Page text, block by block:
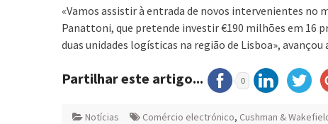
«Vamos assistir à entrada de novos intervenientes
Panattoni, que pretende investir €190 milhões em 16
duas unidades logísticas na região de Lisboa»,
Partilhar este artigo... 0
Notícias Comércio electrónico, Cushman &